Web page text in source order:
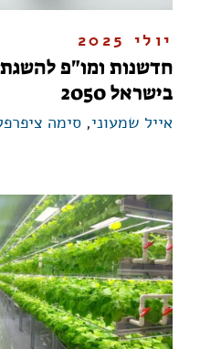
יולי 2025
חדשנות ומו"פ להשגת
בישראל 2050
אייל שמעוני, סימה